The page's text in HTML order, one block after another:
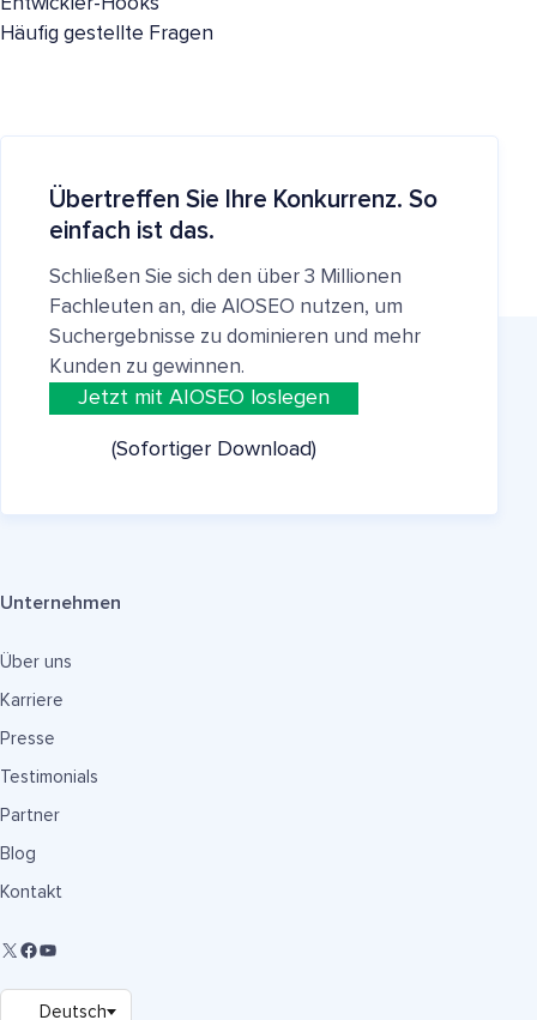
Häufig gestellte Fragen
Übertreffen Sie Ihre Konkurrenz. So
einfach ist das.
Schließen Sie sich den über 3 Millionen
Fachleuten an, die AIOSEO nutzen, um
Suchergebnisse zu dominieren und mehr
Kunden zu gewinnen.
Jetzt mit AIOSEO loslegen
(Sofortiger Download)
Unternehmen
Über uns
Karriere
Presse
Testimonials
Partner
Blog
Kontakt